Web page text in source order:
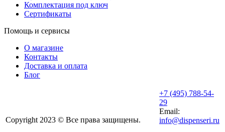
Комплектация под ключ
Сертификаты
Помощь и сервисы
О магазине
Контакты
Доставка и оплата
Блог
Copyright 2023 © Все права защищены.
+7 (495) 788-54-
29
Email:
info@dispenseri.ru